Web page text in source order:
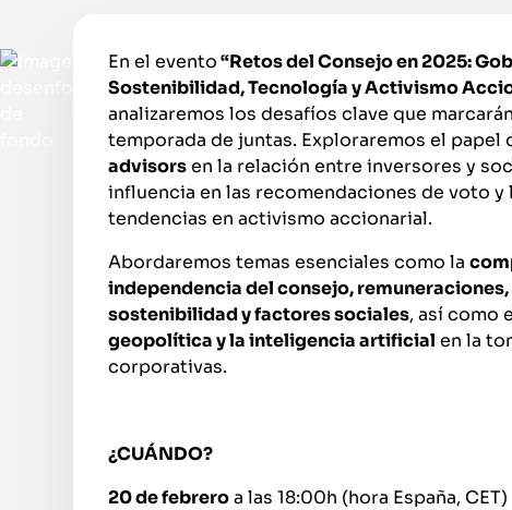
En el evento“Retos del Consejo en 2025:
Sostenibilidad, Tecnología y Activismo
analizaremos los desafíos clave que
temporada de juntas. Exploraremos el papel
advisorsen la relación entre inversores y
influencia en las recomendaciones de voto y
tendencias en activismo accionarial.
Abordaremos temas esenciales como la
independencia del consejo, remuneraciones,
sostenibilidad y factores sociales, así como
geopolítica y la inteligencia artificial en la
corporativas.
¿CUÁNDO?
20 de febreroa las 18:00h (hora España, CET)